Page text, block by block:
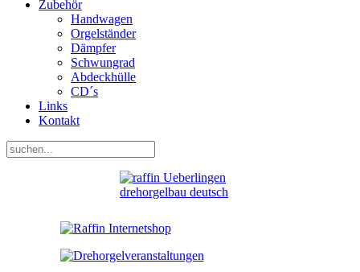
Zubehör
Handwagen
Orgelständer
Dämpfer
Schwungrad
Abdeckhülle
CD´s
Links
Kontakt